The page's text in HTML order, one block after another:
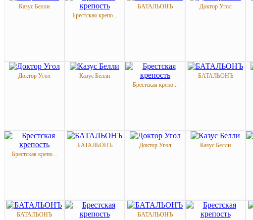
Казус Белли
Брестская крепо...
БАТАЛЬОНЪ Доктор Угол
Доктор Угол
Казус Белли
Брестская крепо...
БАТАЛЬОНЪ
Брестская крепо...
БАТАЛЬОНЪ Доктор Угол
Казус Белли
БАТАЛЬОНЪ
БАТАЛЬОНЪ